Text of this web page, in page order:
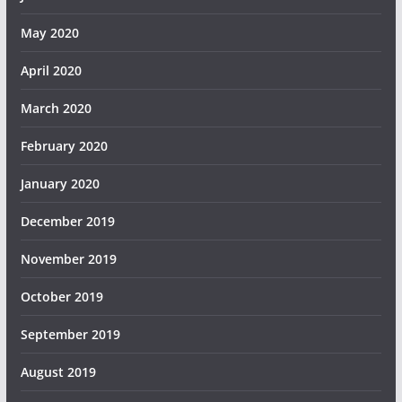
May 2020
April 2020
March 2020
February 2020
January 2020
December 2019
November 2019
October 2019
September 2019
August 2019